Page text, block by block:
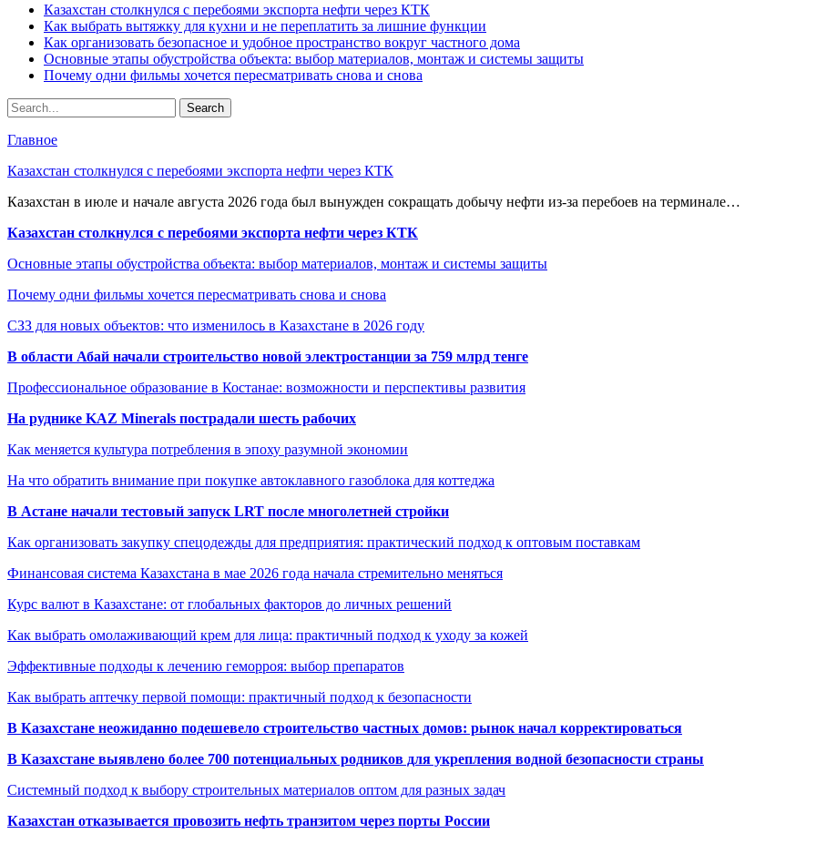
Казахстан столкнулся с перебоями экспорта нефти через КТК
Как выбрать вытяжку для кухни и не переплатить за лишние функции
Как организовать безопасное и удобное пространство вокруг частного дома
Основные этапы обустройства объекта: выбор материалов, монтаж и системы защиты
Почему одни фильмы хочется пересматривать снова и снова
Главное
Казахстан столкнулся с перебоями экспорта нефти через КТК
Казахстан в июле и начале августа 2026 года был вынужден сокращать добычу нефти из-за перебоев на терминале…
Казахстан столкнулся с перебоями экспорта нефти через КТК
Основные этапы обустройства объекта: выбор материалов, монтаж и системы защиты
Почему одни фильмы хочется пересматривать снова и снова
СЗЗ для новых объектов: что изменилось в Казахстане в 2026 году
В области Абай начали строительство новой электростанции за 759 млрд тенге
Профессиональное образование в Костанае: возможности и перспективы развития
На руднике KAZ Minerals пострадали шесть рабочих
Как меняется культура потребления в эпоху разумной экономии
На что обратить внимание при покупке автоклавного газоблока для коттеджа
В Астане начали тестовый запуск LRT после многолетней стройки
Как организовать закупку спецодежды для предприятия: практический подход к оптовым поставкам
Финансовая система Казахстана в мае 2026 года начала стремительно меняться
Курс валют в Казахстане: от глобальных факторов до личных решений
Как выбрать омолаживающий крем для лица: практичный подход к уходу за кожей
Эффективные подходы к лечению геморроя: выбор препаратов
Как выбрать аптечку первой помощи: практичный подход к безопасности
В Казахстане неожиданно подешевело строительство частных домов: рынок начал корректироваться
В Казахстане выявлено более 700 потенциальных родников для укрепления водной безопасности страны
Системный подход к выбору строительных материалов оптом для разных задач
Казахстан отказывается провозить нефть транзитом через порты России